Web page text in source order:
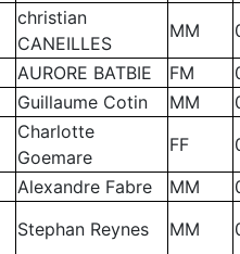
christian
CANEILLES
MM
AURORE BATBIE FM
Guillaume Cotin MM
Charlotte
Goemare
FF
Alexandre Fabre MM
Stephan Reynes MM